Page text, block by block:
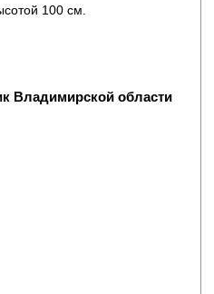
100 см.
Владимирской области